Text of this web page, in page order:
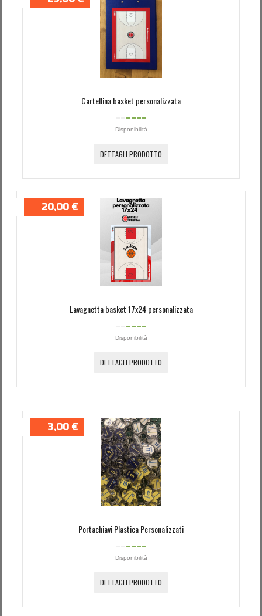
Cartellina basket personalizzata
Disponibilità
DETTAGLI PRODOTTO
20,00 €
Lavagnetta basket 17x24 personalizzata
Disponibilità
DETTAGLI PRODOTTO
3,00 €
Portachiavi Plastica Personalizzati
Disponibilità
DETTAGLI PRODOTTO